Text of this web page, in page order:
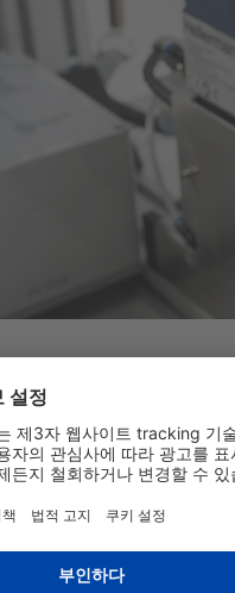
전 테스트 과정을 통해 자
하나로 Looping,
한 직경의 Jaw가 있습니
블타이의 잔여물이 별도로
및 고장 발생 시 디스플